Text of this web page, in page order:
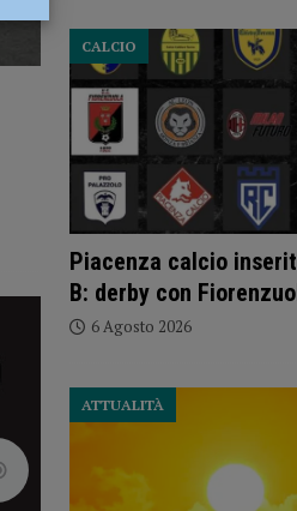
Piacenza calcio
B: derby con
CALCIO
6 Agosto 2026
ATTUALITÀ